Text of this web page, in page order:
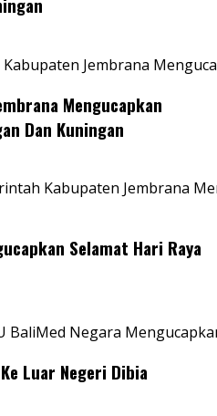
Jembrana
Mengucapkan
Dan Kuningan
Kabupaten Jembrana
Selamat Hari Raya
BaliMed Negara
Luar Negeri Dibia